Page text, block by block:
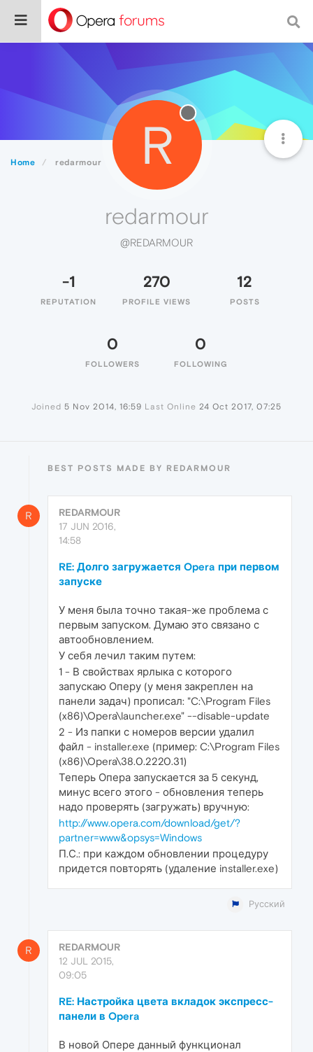
Home redarmour R
redarmour
@REDARMOUR
-1
REPUTATION
270
PROFILE VIEWS
12
POSTS
0
FOLLOWERS
0
FOLLOWING
Joined 5 Nov 2014, 16:59 Last Online 24 Oct 2017, 07:25
BEST POSTS MADE BY REDARMOUR
R
REDARMOUR
17 JUN 2016,
14:58
RE: Долго загружается Opera при первом
запуске
У меня была точно такая-же проблема с
первым запуском. Думаю это связано с
автообновлением.
У себя лечил таким путем:
1 - В свойствах ярлыка с которого
запускаю Оперу (у меня закреплен на
панели задач) прописал: "C:\Program Files
(x86)\Opera\launcher.exe" --disable-update
2 - Из папки с номеров версии удалил
файл - installer.exe (пример: C:\Program Files
(x86)\Opera\38.0.2220.31)
Теперь Опера запускается за 5 секунд,
минус всего этого - обновления теперь
надо проверять (загружать) вручную:
http://www.opera.com/download/get/?
partner=www&opsys=Windows
П.С.: при каждом обновлении процедуру
придется повторять (удаление installer.exe)
Русский
R
REDARMOUR
12 JUL 2015,
09:05
RE: Настройка цвета вкладок экспресс-
панели в Opera
В новой Опере данный функционал